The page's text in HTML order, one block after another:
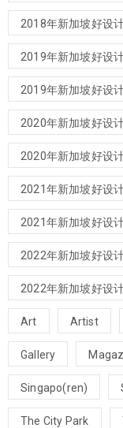
2018年新加坡好设
2019年新加坡好设
2019年新加坡好设
2020年新加坡好设
2020年新加坡好设
2021年新加坡好设
2021年新加坡好设
2022年新加坡好设
2022年新加坡好设
Art Artist
Gallery
Singapo(ren)
The City Park